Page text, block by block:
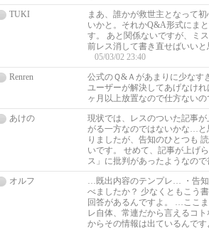
TUKI
まあ、誰かが救世主となって
いかと。それかQ&A形式にま
す。 あと関係ないですが、ミ
前レス消して書き直せばいい
05/03/02 23:40
Renren
公式のＱ&Ａがあまりに少なす
ユーザーが解決してあげなけ
ヶ月以上放置なので仕方ないの
あけの
現状では、レスのついた記事
がる一方なのではないかな…と
りましたが、告知のひとつも
いです。 せめて、記事が上げ
ス」に批判があったようなの
オルフ
…既出内容のテンプレ… ・告知
べましたか？ 少なくともこう
回答があるんですよ。 …ここ
レ自体、常連だから言えるコ
からその情報は出ているんで